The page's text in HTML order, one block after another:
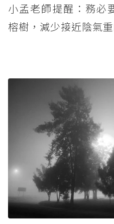
小孟老師提醒：務必
榕樹，減少接近陰氣